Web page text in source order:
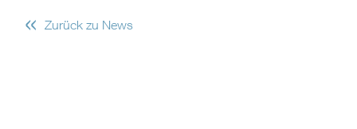
« Zurück zu News